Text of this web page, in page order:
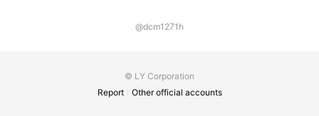
@dcm1271h
© LY Corporation
Report
Other official accounts